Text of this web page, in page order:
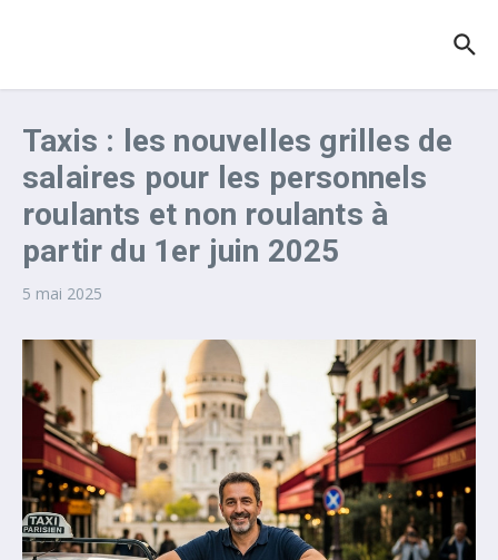
Taxis : les nouvelles grilles de
salaires pour les personnels
roulants et non roulants à
partir du 1er juin 2025
5 mai 2025